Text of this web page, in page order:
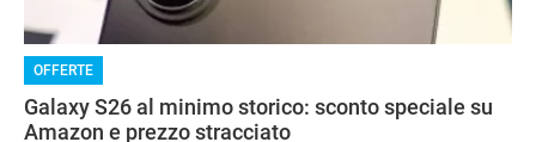
OFFERTE
Galaxy S26 al minimo storico: sconto speciale su
Amazon e prezzo stracciato